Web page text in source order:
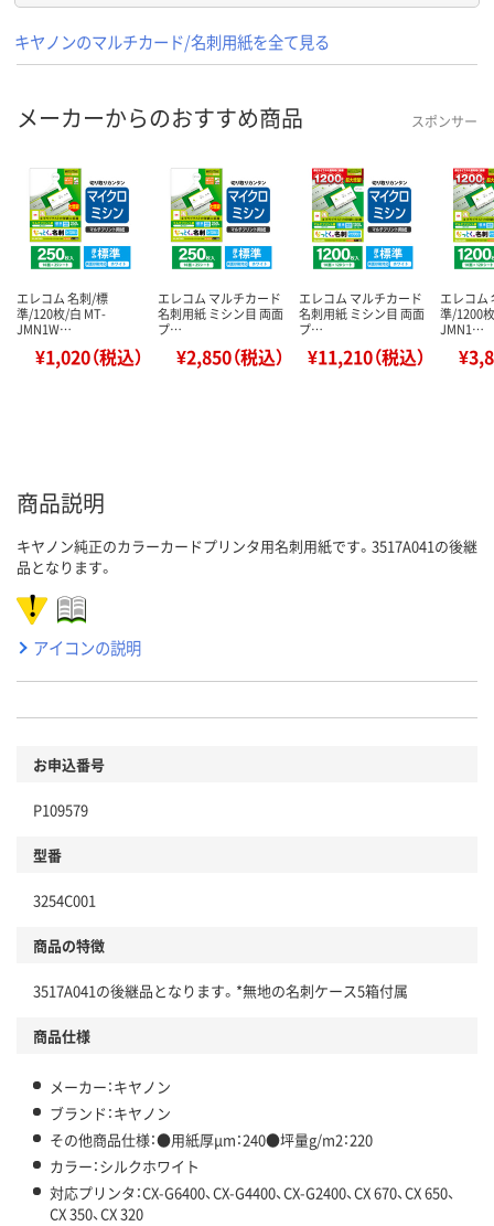
キヤノンのマルチカード/名刺用紙を全て見る
メーカーからのおすすめ商品 スポンサー
エレコム 名刺/標
準/120枚/白 MT-
JMN1W…
¥1,020（税込）
エレコム マルチカード
名刺用紙 ミシン目 両面
プ…
¥2,850（税込）
エレコム マルチカード
名刺用紙 ミシン目 両面
プ…
¥11,210（税込）
エレコム
準/1200
JMN1…
商品説明
キヤノン純正のカラーカードプリンタ用名刺用紙です。3517A041の後継
品となります。
アイコンの説明
お申込番号
P109579
型番
3254C001
商品の特徴
3517A041の後継品となります。*無地の名刺ケース5箱付属
商品仕様
メーカー：キヤノン
ブランド：キヤノン
その他商品仕様：●用紙厚μm：240●坪量g/m2：220
カラー：シルクホワイト
対応プリンタ：CX-G6400、CX-G4400、CX-G2400、CX 670、CX 650、
CX 350、CX 320